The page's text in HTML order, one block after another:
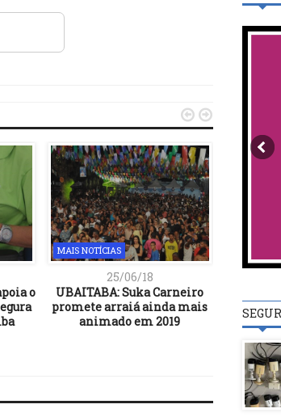
o
MAIS NOTÍCIAS
25/06/18
UBAITABA: Suka Carneiro
promete arraiá ainda mais
animado em 2019
Pré-
 